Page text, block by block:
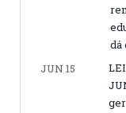
dá
JUN 15